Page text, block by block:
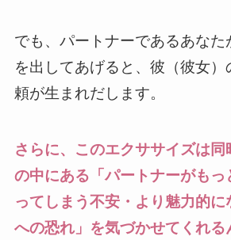
でも、パートナーであるあなた
を出してあげると、彼（彼女
頼が生まれだします。
さらに、このエクササイズは
の中にある「パートナーがもっ
ってしまう不安・より魅力的に
への恐れ」を気づかせてくれる